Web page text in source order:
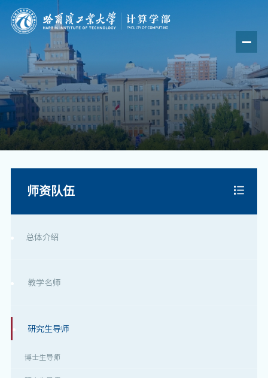
师资队伍
总体介绍
教学名师
研究生导师
博士生导师